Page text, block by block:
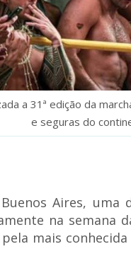
a 31ª edição da
e seguras do
Aires, uma
na semana
mais